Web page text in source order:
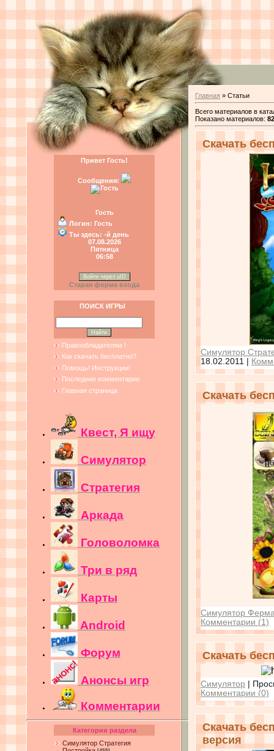
Привет Гость!
Сообщения:
Гость
Логин: Гость
Ты здесь: -й день
07.08.2026
Пятница
06:58
Войти через uID
Старая форма входа
ПОИСК ИГРЫ
Правообладателям !
Как скачать бесплатно?
Помощь! Инструкции!
Последние комментарии
Главная страница
Квест, Я ищу
Симулятор
Стратегия
Аркада
Головоломка
Три в ряд
Карты
Android
Форум
Анонсы игр
Комментарии
Категории раздела
Симулятор Стратегия
Главная » Статьи
Всего материалов в
Показано материалов:
Скачать
Симулятор
18.02.2011
Скачать
Симулятор
Комментарии (1)
Скачать
Симулятор |
Комментарии (0)
Скачать
версия